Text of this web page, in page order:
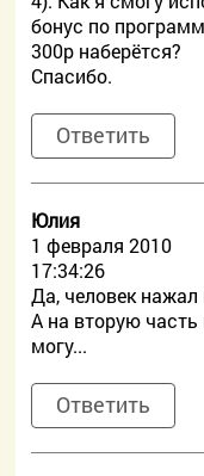
бонус по
300р наберётся?
Спасибо.
Ответить
Юлия
1 февраля 2010
17:34:26
Да, человек
А на вторую часть
могу...
Ответить